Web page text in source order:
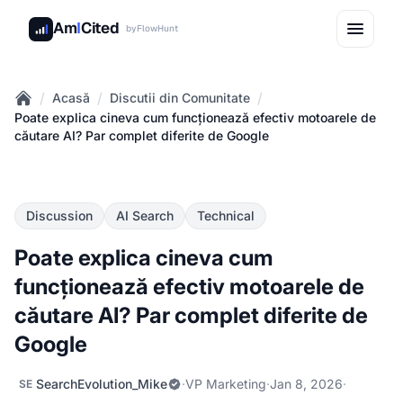
AmICited byFlowHunt
Home
/ Acasă / Discutii din Comunitate /
Poate explica cineva cum funcționează efectiv motoarele de
căutare AI? Par complet diferite de Google
Discussion AI Search Technical
Poate explica cineva cum
funcționează efectiv motoarele de
căutare AI? Par complet diferite de
Google
SE SearchEvolution_Mike ·VP Marketing·Jan 8, 2026·